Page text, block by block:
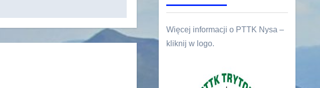
Więcej informacji o PTTK Nysa –
kliknij w logo.